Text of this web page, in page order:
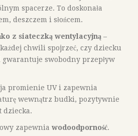
spacerze. To doskonała
deszczem i słońcem.
z siateczką wentylacyjną –
chwili spojrzeć, czy dziecku
swobodny przepływ
promienie UV i zapewnia
wewnątrz budki, pozytywnie
dziecka.
zapewnia wodoodporność.